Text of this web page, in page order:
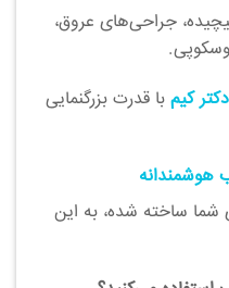
جراحی‌های عروق،
کیمبا قدرت بزرگنمایی
شما ساخته شده، به این